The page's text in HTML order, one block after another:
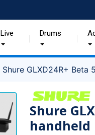
Live Drums
Shure GLXD24R+
Shure
handheld